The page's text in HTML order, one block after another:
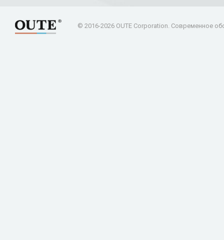
© 2016-2026 OUTE Corporation. Современное